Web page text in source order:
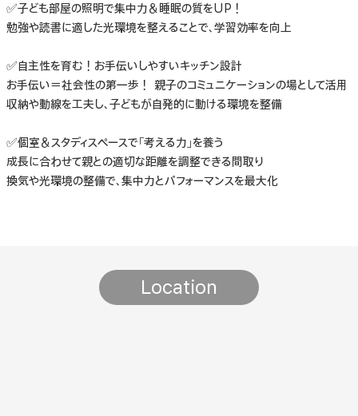
✅子ども部屋の照明で集中力＆睡眠の質をUP！
勉強や読書に適した光環境を整えることで、学習効率を向上
✅自主性を育む！お手伝いしやすいキッチン設計
お手伝い＝社会性の第一歩！ 親子のコミュニケーションの場として活用
収納や動線を工夫し、子どもが自発的に動ける環境を整備
✅個室＆スタディスペースで「考える力」を養う
成長に合わせて親との適切な距離を調整できる間取り
換気や光環境の整備で、集中力とパフォーマンスを最大化
Location